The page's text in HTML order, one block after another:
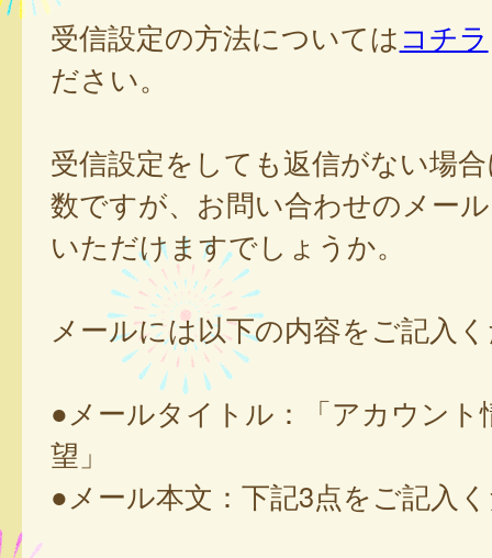
受信設定の方法についてはコチラ
ださい。
受信設定をしても返信がない場
数ですが、お問い合わせのメー
いただけますでしょうか。
メールには以下の内容をご記入
●メールタイトル：「アカウント
望」
●メール本文：下記3点をご記入